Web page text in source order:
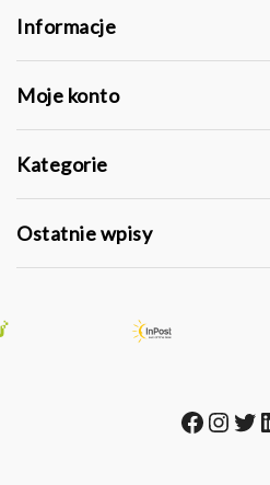
Informacje
Moje konto
Kategorie
Ostatnie wpisy